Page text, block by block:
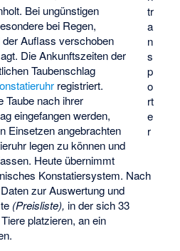
tr
a
n
s
p
o
rt
e
r
Bei ungünstigen
bei Regen,
Auflass verschoben
Die Ankunftszeiten der
Taubenschlag
registriert.
Taube nach ihrer
eingefangen werden,
Einsetzen angebrachten
legen zu können und
Heute übernimmt
Konstatiersystem. Nach
zur Auswertung und
(Preisliste), in der sich 33
platzieren, an ein